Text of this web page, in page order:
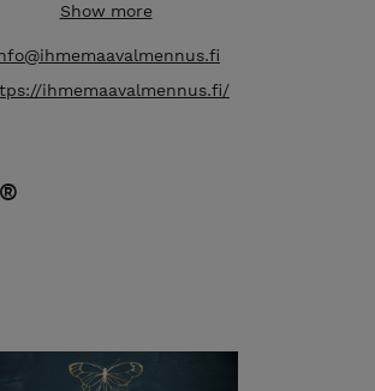
Show more
ihmemaavalmennus.fi/